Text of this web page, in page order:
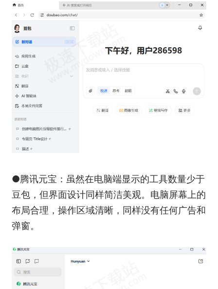
●腾讯元宝：虽然在电脑端显示的工具数量少于
豆包，但界面设计同样简洁美观。电脑屏幕上的
布局合理，操作区域清晰，同样没有任何广告和
弹窗。